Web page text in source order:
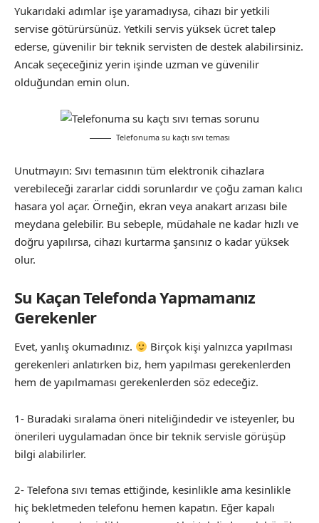
Yukarıdaki adımlar işe yaramadıysa, cihazı bir yetkili
servise götürürsünüz. Yetkili servis yüksek ücret talep
ederse, güvenilir bir teknik servisten de destek alabilirsiniz.
Ancak seçeceğiniz yerin işinde uzman ve güvenilir
olduğundan emin olun.
Telefonuma su kaçtı sıvı teması
Unutmayın: Sıvı temasının tüm elektronik cihazlara
verebileceği zararlar ciddi sorunlardır ve çoğu zaman kalıcı
hasara yol açar. Örneğin, ekran veya anakart arızası bile
meydana gelebilir. Bu sebeple, müdahale ne kadar hızlı ve
doğru yapılırsa, cihazı kurtarma şansınız o kadar yüksek
olur.
Su Kaçan Telefonda Yapmamanız
Gerekenler
Evet, yanlış okumadınız.
Birçok kişi yalnızca yapılması
gerekenleri anlatırken biz, hem yapılması gerekenlerden
hem de yapılmaması gerekenlerden söz edeceğiz.
1- Buradaki sıralama öneri niteliğindedir ve isteyenler, bu
önerileri uygulamadan önce bir teknik servisle görüşüp
bilgi alabilirler.
2- Telefona sıvı temas ettiğinde, kesinlikle ama kesinlikle
hiç bekletmeden telefonu hemen kapatın. Eğer kapalı